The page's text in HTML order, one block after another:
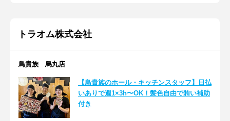
トラオム株式会社
鳥貴族 烏丸店
【鳥貴族のホール・キッチンスタッフ】日払
いありで週1×3h〜OK！髪色自由で賄い補助
付き